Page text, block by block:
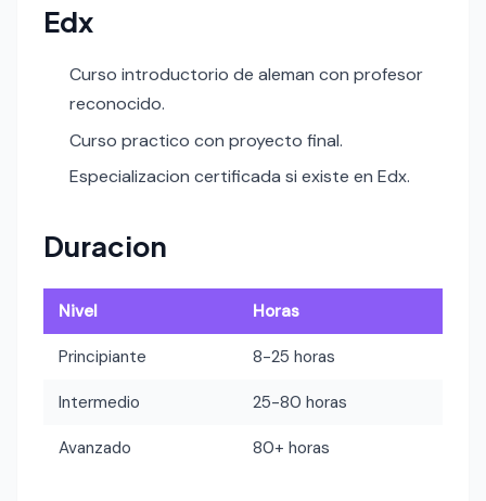
Edx
Curso introductorio de aleman con profesor
reconocido.
Curso practico con proyecto final.
Especializacion certificada si existe en Edx.
Duracion
Nivel Horas
Principiante 8-25 horas
Intermedio 25-80 horas
Avanzado 80+ horas